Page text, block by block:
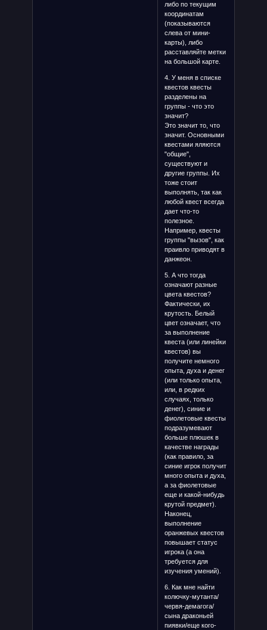
либо по текущим
координатам
(показываются
слева от мини-
карты), либо
расставляйте метки
на большой карте.
4. У меня в списке
квестов квесты
разделены на
группы - что это
значит?
Это значит то, что
значит. Основными
квестами яляются
"общие",
существуют и
другие группы. Их
тоже стоит
выполнять, так как
любой квест всегда
дает что-то
полезное.
Например, квесты
группы "вызов", как
праивло приводят в
данжеон.
5. А что тогда
означают разные
цвета квестов?
Фактически, их
крутость. Белый
цвет означает, что
за выполнение
квеста (или линейки
квестов) вы
получите немного
опыта, духа и денег
(или только опыта,
или, в редких
случаях, только
денег), синие и
фиолетовые квесты
подразумевают
больше плюшек в
качестве награды
(как правило, за
синие игрок получит
много опыта и духа,
а за фиолетовые
еще и какой-нибудь
крутой предмет).
Наконец,
выполнение
оранжевых квестов
повышает статус
игрока (а она
требуется для
изучения умений).
6. Как мне найти
колючку-мутанта/
червя-демагога/
сына драконьей
пиявки/еще кого-